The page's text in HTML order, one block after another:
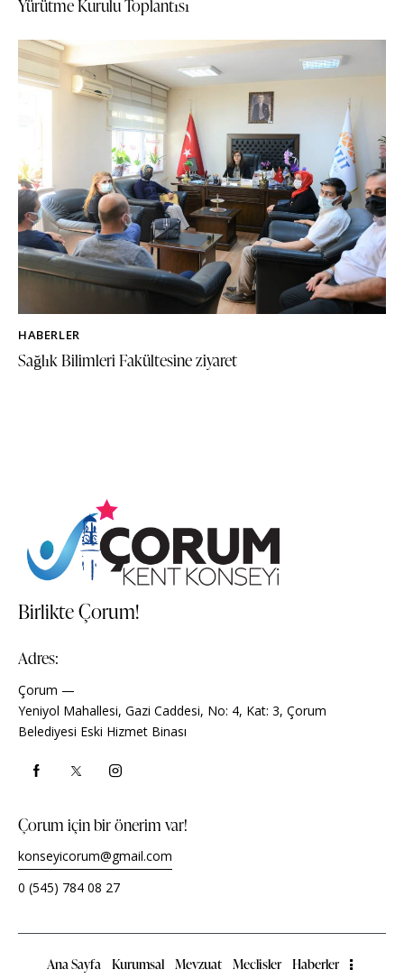
Yürütme Kurulu Toplantısı
HABERLER
Sağlık Bilimleri Fakültesine ziyaret
Birlikte Çorum!
Adres:
Çorum —
Yeniyol Mahallesi, Gazi Caddesi, No: 4, Kat: 3, Çorum
Belediyesi Eski Hizmet Binası
Çorum için bir önerim var!
konseyicorum@gmail.com
0 (545) 784 08 27
Ana Sayfa Kurumsal Mevzuat Meclisler Haberler